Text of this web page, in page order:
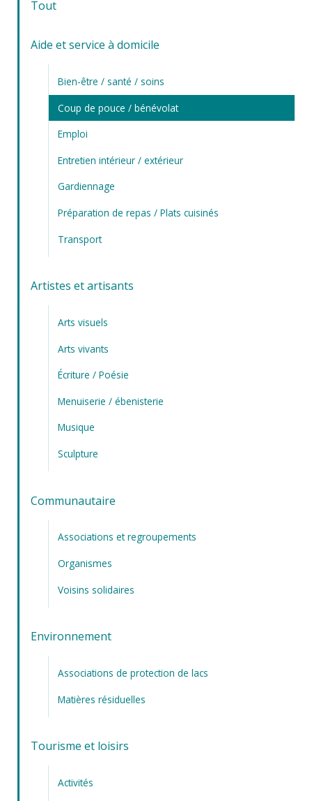
Tout
Aide et service à domicile
Bien-être / santé / soins
Coup de pouce / bénévolat
Emploi
Entretien intérieur / extérieur
Gardiennage
Préparation de repas / Plats cuisinés
Transport
Artistes et artisants
Arts visuels
Arts vivants
Écriture / Poésie
Menuiserie / ébenisterie
Musique
Sculpture
Communautaire
Associations et regroupements
Organismes
Voisins solidaires
Environnement
Associations de protection de lacs
Matières résiduelles
Tourisme et loisirs
Activités